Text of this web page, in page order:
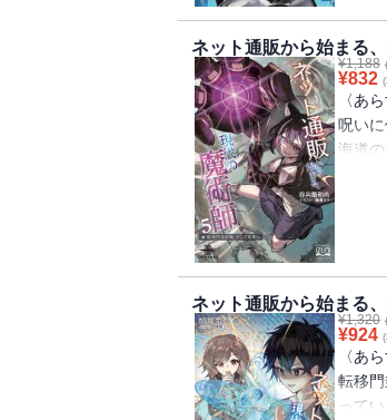
番？
に）
指で
到ぐ
味方
の強
（相
て、
ーデ
女子
乙葉
そし
によ
【異
う現
そこ
奇跡
妖魔
の邂
ちは
ネット通販から始まる
¥1,188
¥832
〈あ
呪い
海道
そん
つか
れて
世界
少女。
彼女
がる。
ネット通販から始まる
¥1,320
¥924
〈あ
転移
ってい